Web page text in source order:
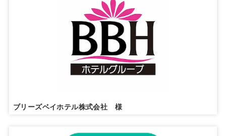
ブリーズベイホテル株式会社 様